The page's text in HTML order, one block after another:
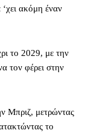
ακόμη έναν
το 2029, με την
τον φέρει στην
Μπριζ, μετρώντας
το